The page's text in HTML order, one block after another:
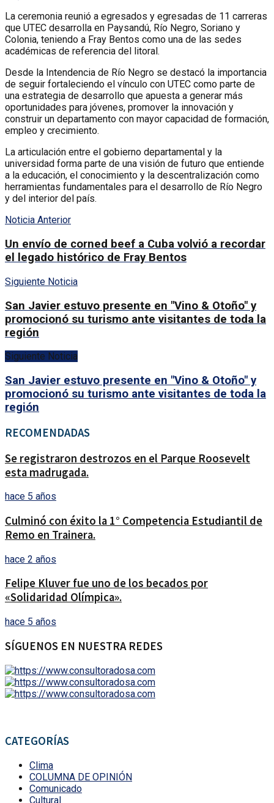
La ceremonia reunió a egresados y egresadas de 11 carreras
que UTEC desarrolla en Paysandú, Río Negro, Soriano y
Colonia, teniendo a Fray Bentos como una de las sedes
académicas de referencia del litoral.
Desde la Intendencia de Río Negro se destacó la importancia
de seguir fortaleciendo el vínculo con UTEC como parte de
una estrategia de desarrollo que apuesta a generar más
oportunidades para jóvenes, promover la innovación y
construir un departamento con mayor capacidad de formación,
empleo y crecimiento.
La articulación entre el gobierno departamental y la
universidad forma parte de una visión de futuro que entiende
a la educación, el conocimiento y la descentralización como
herramientas fundamentales para el desarrollo de Río Negro
y del interior del país.
Noticia Anterior
Un envío de corned beef a Cuba volvió a recordar
el legado histórico de Fray Bentos
Siguiente Noticia
San Javier estuvo presente en "Vino & Otoño" y
promocionó su turismo ante visitantes de toda la
región
Siguiente Noticia
San Javier estuvo presente en "Vino & Otoño" y
promocionó su turismo ante visitantes de toda la
región
RECOMENDADAS
Se registraron destrozos en el Parque Roosevelt
esta madrugada.
hace 5 años
Culminó con éxito la 1° Competencia Estudiantil de
Remo en Trainera.
hace 2 años
Felipe Kluver fue uno de los becados por
«Solidaridad Olímpica».
hace 5 años
SÍGUENOS EN NUESTRA REDES
CATEGORÍAS
Clima
COLUMNA DE OPINIÓN
Comunicado
Cultural